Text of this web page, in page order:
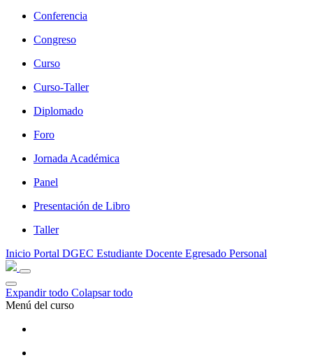
Conferencia
Congreso
Curso
Curso-Taller
Diplomado
Foro
Jornada Académica
Panel
Presentación de Libro
Taller
Inicio Portal DGEC Estudiante Docente Egresado Personal
Expandir todo Colapsar todo
Menú del curso